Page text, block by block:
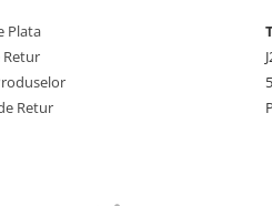
Plata
Retur
Retur